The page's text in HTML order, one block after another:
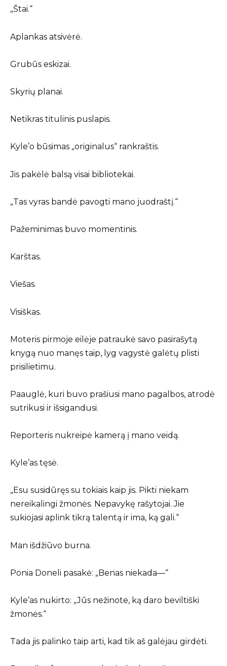
„Štai.“
Aplankas atsivėrė.
Grubūs eskizai.
Skyrių planai.
Netikras titulinis puslapis.
Kyle’o būsimas „originalus“ rankraštis.
Jis pakėlė balsą visai bibliotekai.
„Tas vyras bandė pavogti mano juodraštį.“
Pažeminimas buvo momentinis.
Karštas.
Viešas.
Visiškas.
Moteris pirmoje eilėje patraukė savo pasirašytą
knygą nuo manęs taip, lyg vagystė galėtų plisti
prisilietimu.
Paauglė, kuri buvo prašiusi mano pagalbos, atrodė
sutrikusi ir išsigandusi.
Reporteris nukreipė kamerą į mano veidą.
Kyle’as tęsė.
„Esu susidūręs su tokiais kaip jis. Pikti niekam
nereikalingi žmonės. Nepavykę rašytojai. Jie
sukiojasi aplink tikrą talentą ir ima, ką gali.“
Man išdžiūvo burna.
Ponia Doneli pasakė: „Benas niekada—“
Kyle’as nukirto: „Jūs nežinote, ką daro beviltiški
žmonės.“
Tada jis palinko taip arti, kad tik aš galėjau girdėti.